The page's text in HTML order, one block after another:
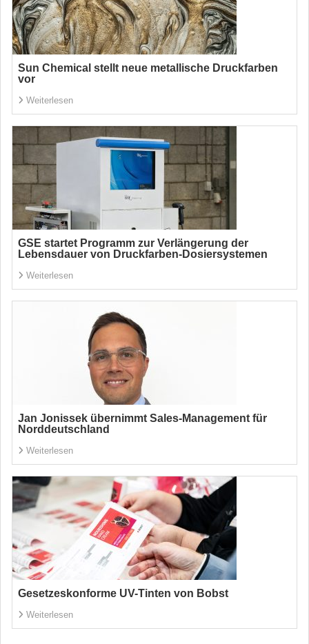
Sun Chemical stellt neue metallische Druckfarben
vor
Weiterlesen
GSE startet Programm zur Verlängerung der
Lebensdauer von Druckfarben-Dosiersystemen
Weiterlesen
Jan Jonissek übernimmt Sales-Management für
Norddeutschland
Weiterlesen
Gesetzeskonforme UV-Tinten von Bobst
Weiterlesen